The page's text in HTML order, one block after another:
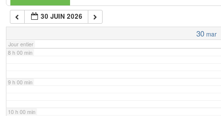
30 JUIN 2026
30 mar
Jour entier
7 h 00 min
8 h 00 min
9 h 00 min
10 h 00 min